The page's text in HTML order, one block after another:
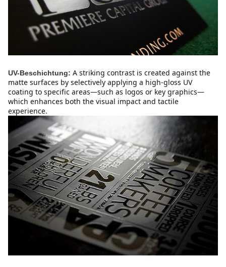
UV-Beschichtung: A striking contrast is created against the
matte surfaces by selectively applying a high-gloss UV
coating to specific areas—such as logos or key graphics—
which enhances both the visual impact and tactile
experience.